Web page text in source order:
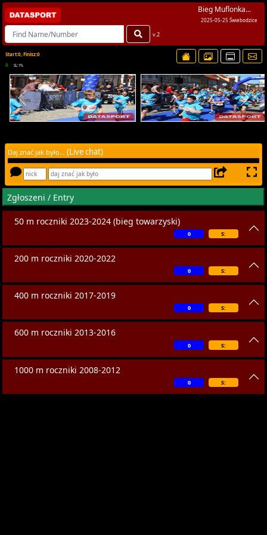
Bieg Muflonka...
2025-05-25 Świebodzice
v.2
Start:0, Finisz:0
0
SL:1%
Daj znać jak było... (Live chat)
Zgłoszeni / Entry
50 m roczniki 2023-2024 (bieg towarzyski)
S:
0
200 m roczniki 2020-2022
S:
0
400 m roczniki 2017-2019
S:
0
600 m roczniki 2013-2016
S:
0
1000 m roczniki 2008-2012
S:
0